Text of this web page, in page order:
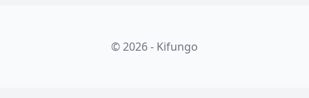
© 2026 - Kifungo